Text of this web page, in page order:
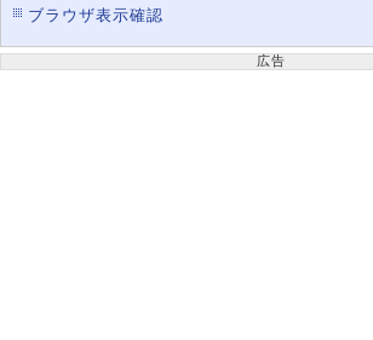
ブラウザ表示確認
広告